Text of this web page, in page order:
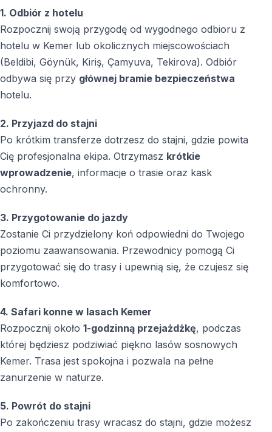
1. Odbiór z hotelu
Rozpocznij swoją przygodę od wygodnego odbioru z
hotelu w Kemer lub okolicznych miejscowościach
(Beldibi, Göynük, Kiriş, Çamyuva, Tekirova). Odbiór
odbywa się przy głównej bramie bezpieczeństwa
hotelu.
2. Przyjazd do stajni
Po krótkim transferze dotrzesz do stajni, gdzie powita
Cię profesjonalna ekipa. Otrzymasz krótkie
wprowadzenie, informacje o trasie oraz kask
ochronny.
3. Przygotowanie do jazdy
Zostanie Ci przydzielony koń odpowiedni do Twojego
poziomu zaawansowania. Przewodnicy pomogą Ci
przygotować się do trasy i upewnią się, że czujesz się
komfortowo.
4. Safari konne w lasach Kemer
Rozpocznij około 1-godzinną przejażdżkę, podczas
której będziesz podziwiać piękno lasów sosnowych
Kemer. Trasa jest spokojna i pozwala na pełne
zanurzenie w naturze.
5. Powrót do stajni
Po zakończeniu trasy wracasz do stajni, gdzie możesz